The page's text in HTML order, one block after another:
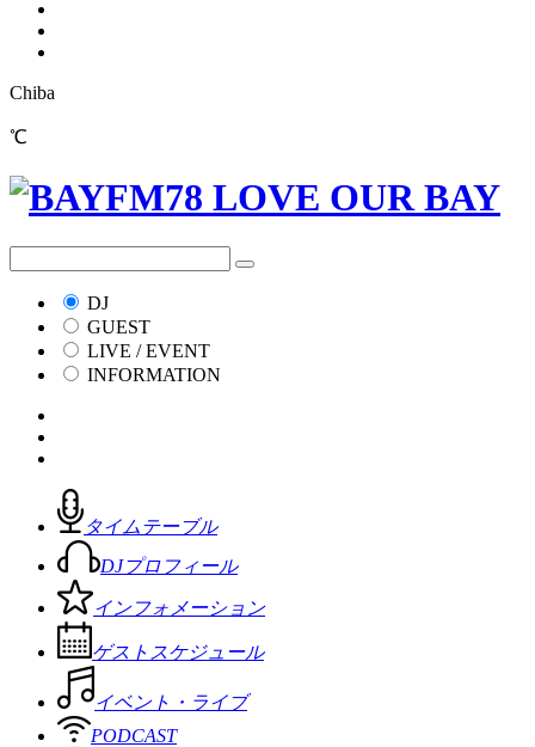
Chiba
℃
DJ
GUEST
LIVE / EVENT
INFORMATION
タイムテーブル
DJプロフィール
インフォメーション
ゲストスケジュール
イベント・ライブ
PODCAST